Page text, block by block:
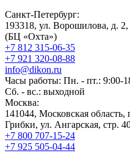
Санкт-Петербург:
193318, ул. Ворошилова, д.
(БЦ «Охта»)
+7 812 315-06-35
+7 921 320-08-88
info@dikon.ru
Часы работы: Пн. - пт.: 9:00-
Сб. - вс.: выходной
Москва:
141044, Московская
Грибки, ул. Ангарская, стр.
+7 800 707-15-24
+7 925 505-04-44